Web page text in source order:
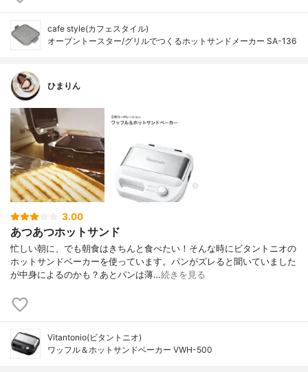
cafe style(カフェスタイル)
オーブントースター/グリルでつくるホットサンドメーカー SA-136
ひまりん
3.00
あつあつホットサンド
忙しい朝に、でも朝食はきちんと食べたい！そんな時にビタントニオの
ホットサンドベーカーを使っています。パンがズレると聞いていました
が中身によるのかも？あとパンは薄…続きを見る
Vitantonio(ビタントニオ)
ワッフル＆ホットサンドベーカー VWH-500